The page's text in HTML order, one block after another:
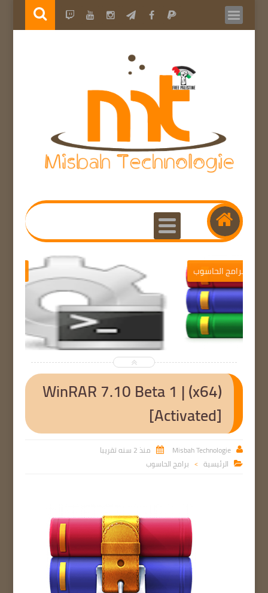
برامج الحاسوب
WinRAR 7.10 Beta 1 | (x64)
[Activated]

Misbah Technologie
 منذ 2 سنه تقريبا
 الرئيسية > برامج الحاسوب